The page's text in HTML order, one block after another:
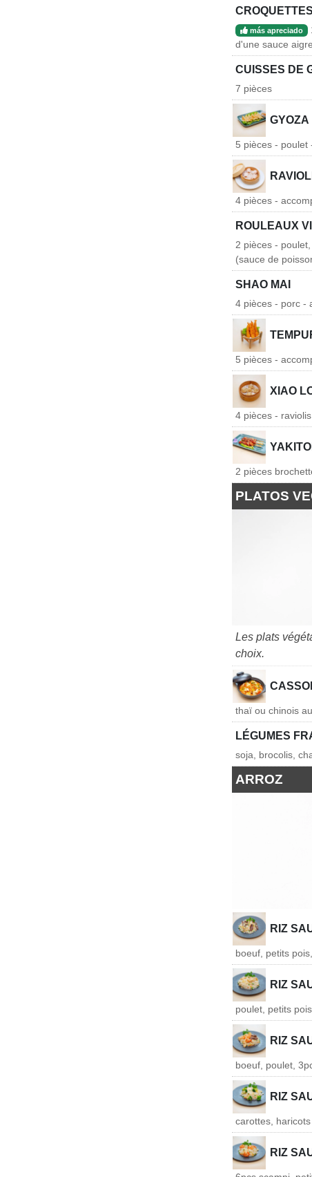
más apreciado
d'une sauce
CUISSES DE
7 pièces
GYOZA
5 pièces - poulet
4 pièces -
ROULEAUX
2 pièces -
(sauce de
SHAO MAI
4 pièces - porc -
5 pièces -
XIAO
4 pièces -
2 pièces
PLATOS
Les plats
choix.
thaï ou chinois
LÉGUMES
soja, brocolis,
ARROZ
RIZ
boeuf, petits
RIZ
poulet, petits
RIZ
boeuf, poulet,
RIZ
carottes,
RIZ